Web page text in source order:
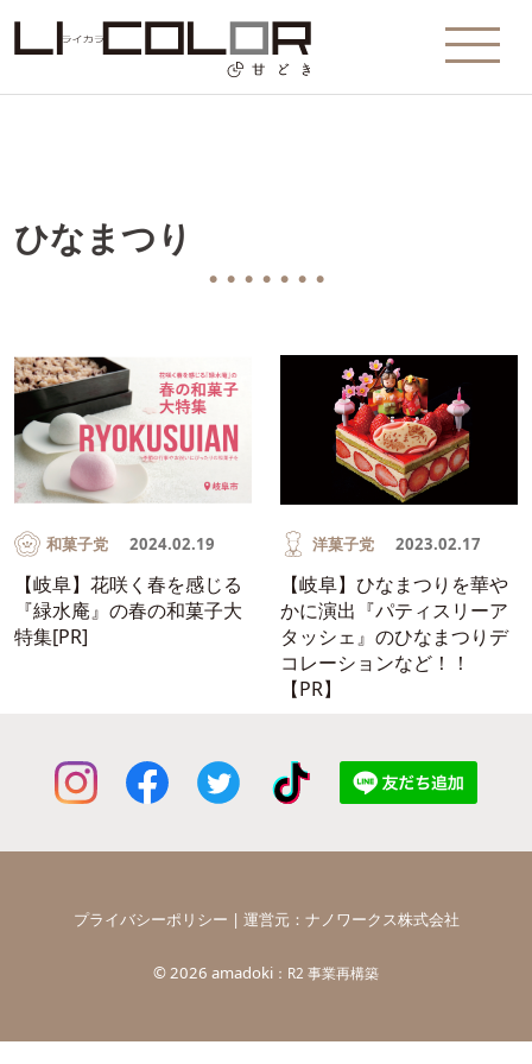
ひなまつり
● ● ● ● ● ● ●
和菓子党 2024.02.19
【岐阜】花咲く春を感じる
『緑水庵』の春の和菓子大
特集[PR]
洋菓子党 2023.02.17
【岐阜】ひなまつりを華や
かに演出『パティスリーア
タッシェ』のひなまつりデ
コレーションなど！！
【PR】
プライバシーポリシー | 運営元： ナノワークス株式会社
©2026 amadoki ：R2 事業再構築